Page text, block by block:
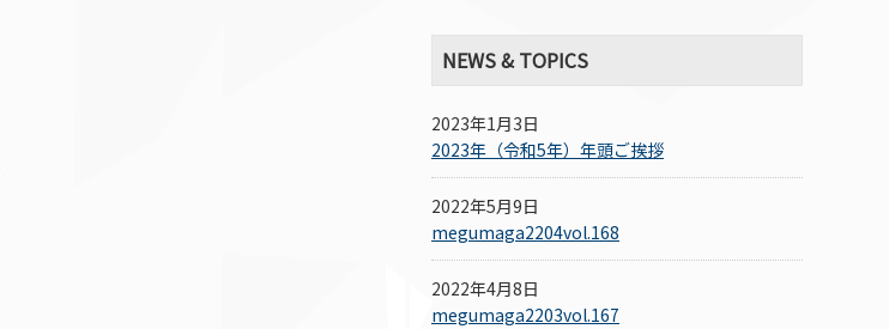
NEWS & TOPICS
2023年1月3日
2023年（令和5年）年頭ご挨拶
2022年5月9日
megumaga2204vol.168
2022年4月8日
megumaga2203vol.167